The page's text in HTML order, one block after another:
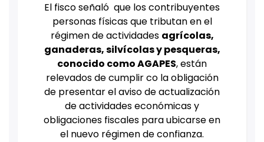
El fisco señaló que los contribuyentes
personas físicas que tributan en el
régimen de actividades agrícolas,
ganaderas, silvícolas y pesqueras,
conocido como AGAPES, están
relevados de cumplir co la obligación
de presentar el aviso de actualización
de actividades económicas y
obligaciones fiscales para ubicarse en
el nuevo régimen de confianza.